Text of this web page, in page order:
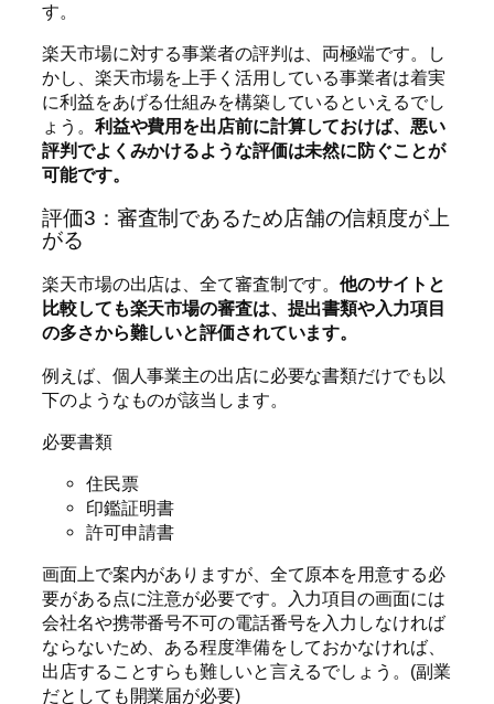
す。
楽天市場に対する事業者の評判は、両極端です。し
かし、楽天市場を上手く活用している事業者は着実
に利益をあげる仕組みを構築しているといえるでし
ょう。 利益や費用を出店前に計算しておけば、悪い
評判でよくみかけるような評価は未然に防ぐことが
可能です。
評価3：審査制であるため店舗の信頼度が上
がる
楽天市場の出店は、全て審査制です。他のサイトと
比較しても楽天市場の審査は、提出書類や入力項目
の多さから難しいと評価されています。
例えば、個人事業主の出店に必要な書類だけでも以
下のようなものが該当します。
必要書類
住民票
印鑑証明書
許可申請書
画面上で案内がありますが、全て原本を用意する必
要がある点に注意が必要です。入力項目の画面には
会社名や携帯番号不可の電話番号を入力しなければ
ならないため、ある程度準備をしておかなければ、
出店することすらも難しいと言えるでしょう。(副業
だとしても開業届が必要)